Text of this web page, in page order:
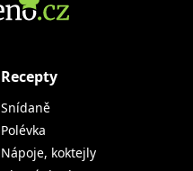
Recepty
Snídaně
Polévka
Nápoje, koktejly